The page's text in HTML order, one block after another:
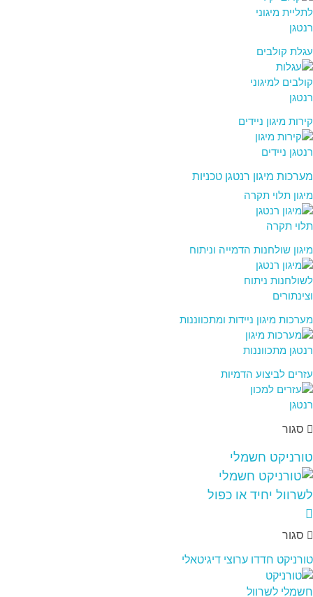
עגלת קולבים
קירות מיגון ניידים
מערכות מיגון רנטגן טכניות
מיגון תלוי תקרה
מיגון שולחנות הדמייה וניתוח
מערכות מיגון ניידות ומתכווננות
עזרים לביצוע הדמיות
סגור
טורניקט חשמלי
סגור
טורניקט חדדו ערוצי דיגיטאלי